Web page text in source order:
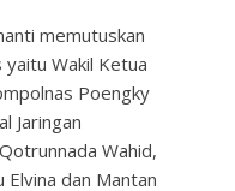
memutuskan
Wakil Ketua
Poengky
Jaringan
Wahid,
dan Mantan